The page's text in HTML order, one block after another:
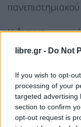
libre.gr - Do Not
If you wish to opt-
processing of your
targeted advertising
section to confirm
opt-out request is
Ηέρευνα
προέρχονται
με μεγαλύτερη
κύρους και
όπως οιΙατρικές,
σχολές.